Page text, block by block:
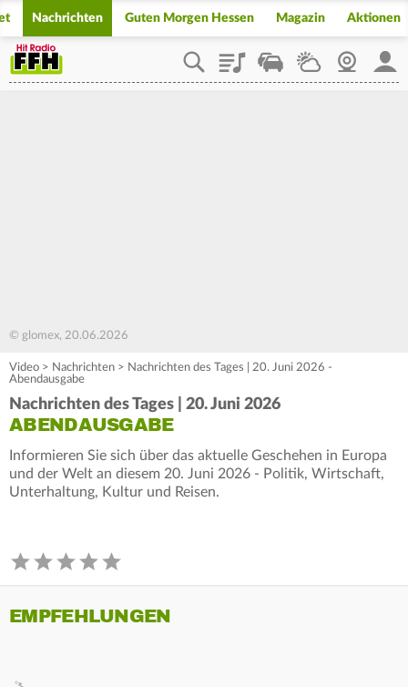
Nachrichten Guten Morgen Hessen Magazin Aktionen
PlaylistStaupilotWetterWebcam
© glomex, 20.06.2026
Video > Nachrichten > Nachrichten des Tages | 20. Juni 2026 -
Abendausgabe
Nachrichten des Tages | 20. Juni 2026
ABENDAUSGABE
Informieren Sie sich über das aktuelle Geschehen in Europa
und der Welt an diesem 20. Juni 2026 - Politik, Wirtschaft,
Unterhaltung, Kultur und Reisen.
EMPFEHLUNGEN